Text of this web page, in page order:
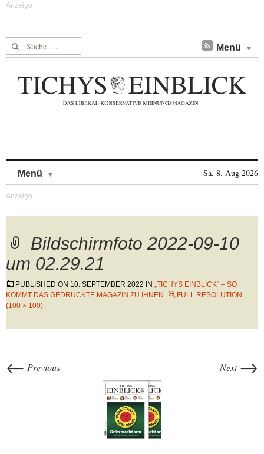
Suche nach: Menü
Menü Sa, 8. Aug 2026
Bildschirmfoto 2022-09-10
um 02.29.21
PUBLISHED ON 10. SEPTEMBER 2022 IN „TICHYS EINBLICK“ – SO
KOMMT DAS GEDRUCKTE MAGAZIN ZU IHNEN
FULL RESOLUTION
(100 × 100)
← Previous Next →